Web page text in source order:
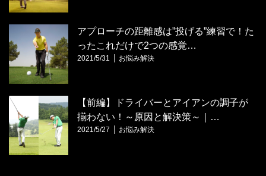
アプローチの距離感は”投げる”練習で！た
ったこれだけで2つの感覚…
2021/5/31 お悩み解決
【前編】ドライバーとアイアンの調子が
揃わない！～原因と解決策～｜…
2021/5/27 お悩み解決